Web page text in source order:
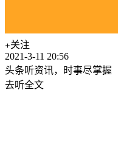
关注
2021-3-11 20:56
头条听资讯，时事尽掌握
去听全文